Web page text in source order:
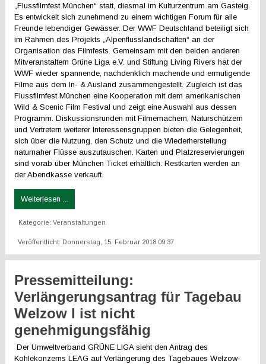
„Flussfilmfest München“ statt, diesmal im Kulturzentrum am Gasteig.
Es entwickelt sich zunehmend zu einem wichtigen Forum für alle
Freunde lebendiger Gewässer. Der WWF Deutschland beteiligt sich
im Rahmen des Projekts „Alpenflusslandschaften“ an der
Organisation des Filmfests. Gemeinsam mit den beiden anderen
Mitveranstaltern Grüne Liga e.V. und Stiftung Living Rivers hat der
WWF wieder spannende, nachdenklich machende und ermutigende
Filme aus dem In- & Ausland zusammengestellt. Zugleich ist das
Flussfilmfest München eine Kooperation mit dem amerikanischen
Wild & Scenic Film Festival und zeigt eine Auswahl aus dessen
Programm. Diskussionsrunden mit Filmemachern, Naturschützern
und Vertretern weiterer Interessensgruppen bieten die Gelegenheit,
sich über die Nutzung, den Schutz und die Wiederherstellung
naturnaher Flüsse auszutauschen. Karten und Platzreservierungen
sind vorab über München Ticket erhältlich. Restkarten werden an
der Abendkasse verkauft.
Weiterlesen ...
Kategorie:Veranstaltungen
Veröffentlicht: Donnerstag, 15. Februar 2018 09:37
Pressemitteilung:
Verlängerungsantrag für Tagebau
Welzow I ist nicht
genehmigungsfähig
Der Umweltverband GRÜNE LIGA sieht den Antrag des
Kohlekonzerns LEAG auf Verlängerung des Tagebaues Welzow-